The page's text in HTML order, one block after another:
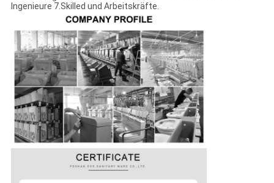
Ingenieure 7.Skilled und Arbeitskräfte.